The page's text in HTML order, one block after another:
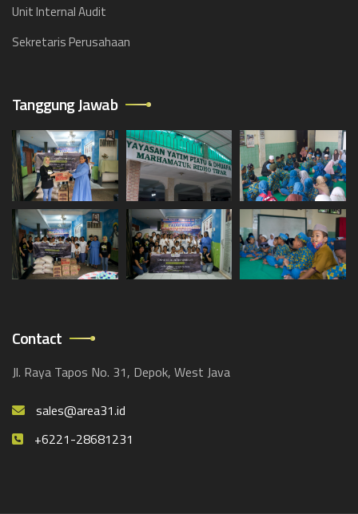
Unit Internal Audit
Sekretaris Perusahaan
Tanggung Jawab
Contact
Jl. Raya Tapos No. 31, Depok, West Java
sales@area31.id
+6221-28681231